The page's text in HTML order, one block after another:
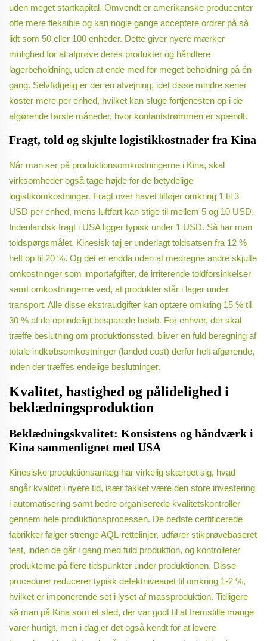
uden meget startkapital. Omvendt er amerikanske producenter
ofte mere fleksible og kan nogle gange acceptere ordrer på så
lidt som 50 eller 100 enheder. Dette giver nyere mærker
mulighed for at afprøve deres produkter og håndtere
lagerbeholdning, uden at ende med for meget beholdning på én
gang. Selvfølgelig er der en afvejning, idet disse mindre serier
koster mere per enhed, hvilket kan sluge fortjenesten op i de
afgørende første måneder, hvor kontantstrømmen er spændt.
Fragt, told og skjulte logistikkostnader fra Kina
Når man ser på produktionsomkostningerne i Kina, skal
virksomheder også tage højde for de betydelige
logistikomkostninger. Fragt over havet tilføjer omkring 1 til 3
USD per enhed, mens luftfart kan stige til mellem 5 og 10 USD.
Indenlandsk fragt i USA ligger typisk under 1 USD. Så har man
toldspørgsmålet. Kinesisk tøj er underlagt toldsatsen fra 12 %
helt op til 20 %. Og det er endda uden at medregne andre skjulte
omkostninger som importafgifter, de irriterende toldforsinkelser
samt omkostningerne ved, at produkter står i lager under
transport. Alle disse ekstraudgifter kan optære omkring 15 % til
30 % af de oprindeligt besparede beløb. For enhver, der skal
træffe beslutning om produktionssted, bliver en fuld beregning af
totale indkøbsomkostninger (landed cost) derfor helt afgørende,
inden der træffes endelige beslutninger.
Kvalitet, hastighed og pålidelighed i
beklædningsproduktion
Beklædningskvalitet: Konsistens og håndværk i
Kina sammenlignet med USA
Kinesiske produktionsanlæg har virkelig skærpet sig, hvad
angår kvalitet i nyere tid, især takket være den store investering
i automatisering samt bedre organiserede kvalitetskontroller
gennem hele produktionsprocessen. De bedste certificerede
fabrikker følger strenge AQL-rettelinjer, udfører stikprøvebaseret
test, inden de går i gang med fuld produktion, og kontrollerer
produkterne på flere tidspunkter under produktionen. Disse
procedurer reducerer typisk defektniveauet til omkring 1-2 %,
hvilket er imponerende set i lyset af massproduktion. Tidligere
så man på Kina som et sted, der var godt til at fremstille mange
varer hurtigt, men i dag er det også kendt for at levere